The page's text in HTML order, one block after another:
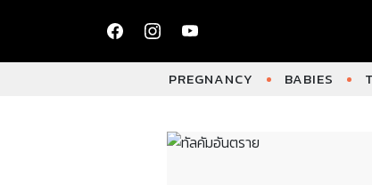
PREGNANCY BABIES